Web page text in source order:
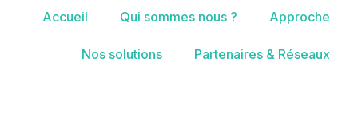
Accueil Qui sommes nous ? Approche
Nos solutions Partenaires & Réseaux